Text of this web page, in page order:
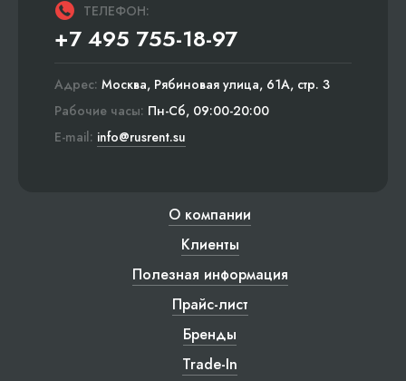
ТЕЛЕФОН:
+7 495 755-18-97
Адрес: Москва, Рябиновая улица, 61А, стр. 3
Рабочие часы: Пн-Сб, 09:00-20:00
E-mail: info@rusrent.su
О компании
Клиенты
Полезная информация
Прайс-лист
Бренды
Trade-In